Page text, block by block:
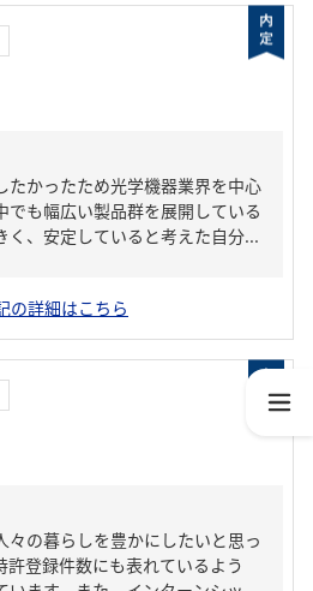
たかったため光学機器業界を中心
でも幅広い製品群を展開している
く、安定していると考えた自分...
の詳細はこちら
々の暮らしを豊かにしたいと思っ
許登録件数にも表れているよう